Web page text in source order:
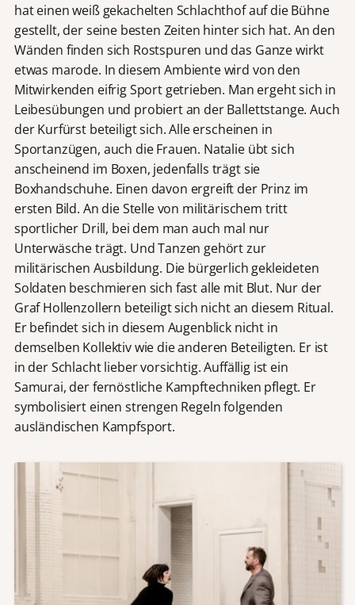
hat einen weiß gekachelten Schlachthof auf die Bühne
gestellt, der seine besten Zeiten hinter sich hat. An den
Wänden finden sich Rostspuren und das Ganze wirkt
etwas marode. In diesem Ambiente wird von den
Mitwirkenden eifrig Sport getrieben. Man ergeht sich in
Leibesübungen und probiert an der Ballettstange. Auch
der Kurfürst beteiligt sich. Alle erscheinen in
Sportanzügen, auch die Frauen. Natalie übt sich
anscheinend im Boxen, jedenfalls trägt sie
Boxhandschuhe. Einen davon ergreift der Prinz im
ersten Bild. An die Stelle von militärischem tritt
sportlicher Drill, bei dem man auch mal nur
Unterwäsche trägt. Und Tanzen gehört zur
militärischen Ausbildung. Die bürgerlich gekleideten
Soldaten beschmieren sich fast alle mit Blut. Nur der
Graf Hollenzollern beteiligt sich nicht an diesem Ritual.
Er befindet sich in diesem Augenblick nicht in
demselben Kollektiv wie die anderen Beteiligten. Er ist
in der Schlacht lieber vorsichtig. Auffällig ist ein
Samurai, der fernöstliche Kampftechniken pflegt. Er
symbolisiert einen strengen Regeln folgenden
ausländischen Kampfsport.